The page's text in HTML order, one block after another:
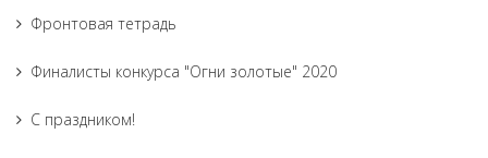
Фронтовая тетрадь
Финалисты конкурса "Огни золотые" 2020
С праздником!